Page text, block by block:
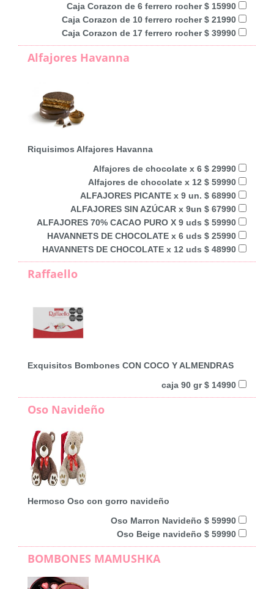
Caja Corazon de 6 ferrero rocher $ 15990
Caja Corazon de 10 ferrero rocher $ 21990
Caja Corazon de 17 ferrero rocher $ 39990
Alfajores Havanna
Riquisimos Alfajores Havanna
Alfajores de chocolate x 6 $ 29990
Alfajores de chocolate x 12 $ 59990
ALFAJORES PICANTE x 9 un. $ 68990
ALFAJORES SIN AZÚCAR x 9un $ 67990
ALFAJORES 70% CACAO PURO X 9 uds $ 59990
HAVANNETS DE CHOCOLATE x 6 uds $ 25990
HAVANNETS DE CHOCOLATE x 12 uds $ 48990
Raffaello
Exquisitos Bombones CON COCO Y ALMENDRAS
caja 90 gr $ 14990
Oso Navideño
Hermoso Oso con gorro navideño
Oso Marron Navideño $ 59990
Oso Beige navideño $ 59990
BOMBONES MAMUSHKA